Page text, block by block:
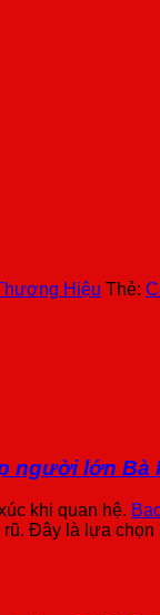
Hiệu Thẻ:
người lớn Bà
khi quan hệ.
Đây là lựa